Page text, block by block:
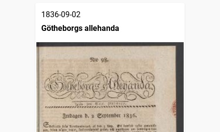
1836-09-02
Götheborgs allehanda